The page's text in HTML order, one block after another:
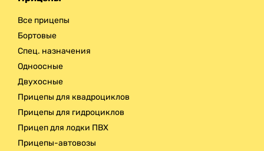
Все прицепы
Бортовые
Спец. назначения
Одноосные
Двухосные
Прицепы для квадроциклов
Прицепы для гидроциклов
Прицеп для лодки ПВХ
Прицепы-автовозы